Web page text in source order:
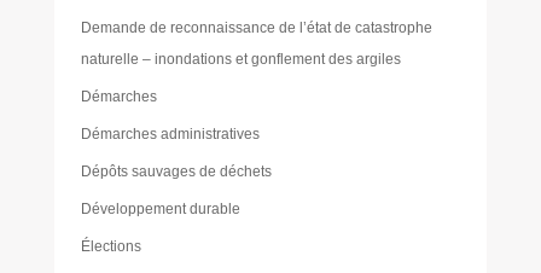
Demande de reconnaissance de l’état de catastrophe
naturelle – inondations et gonflement des argiles
Démarches
Démarches administratives
Dépôts sauvages de déchets
Développement durable
Élections